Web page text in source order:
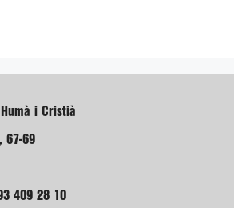
i Cristià
67-69
409 28 10